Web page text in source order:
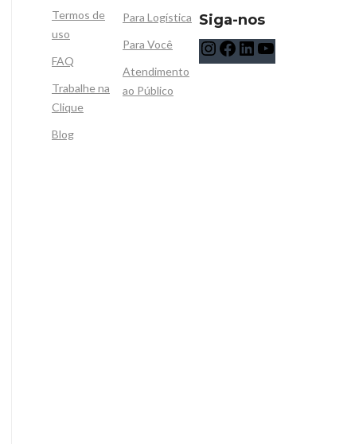
Termos de
uso
FAQ
Trabalhe na
Clique
Blog
Para Logística
Para Você
Atendimento
ao Público
Siga-nos